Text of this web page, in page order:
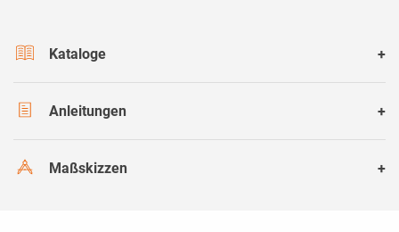
Kataloge
Anleitungen
Maßskizzen